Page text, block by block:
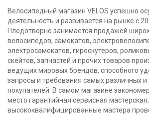
Велосипедный магазин VELOS успешно
деятельность и развивается на рынке с
Плодотворно занимается продажей
велосипедов, самокатов,
электросамокатов, гироскутеров,
скейтов, запчастей и прочих товаров
ведущих мировых брендов, способного
запросы и требования самых различных
покупателей. В самом магазине
место гарантийная сервисная
высококвалифицированные мастера